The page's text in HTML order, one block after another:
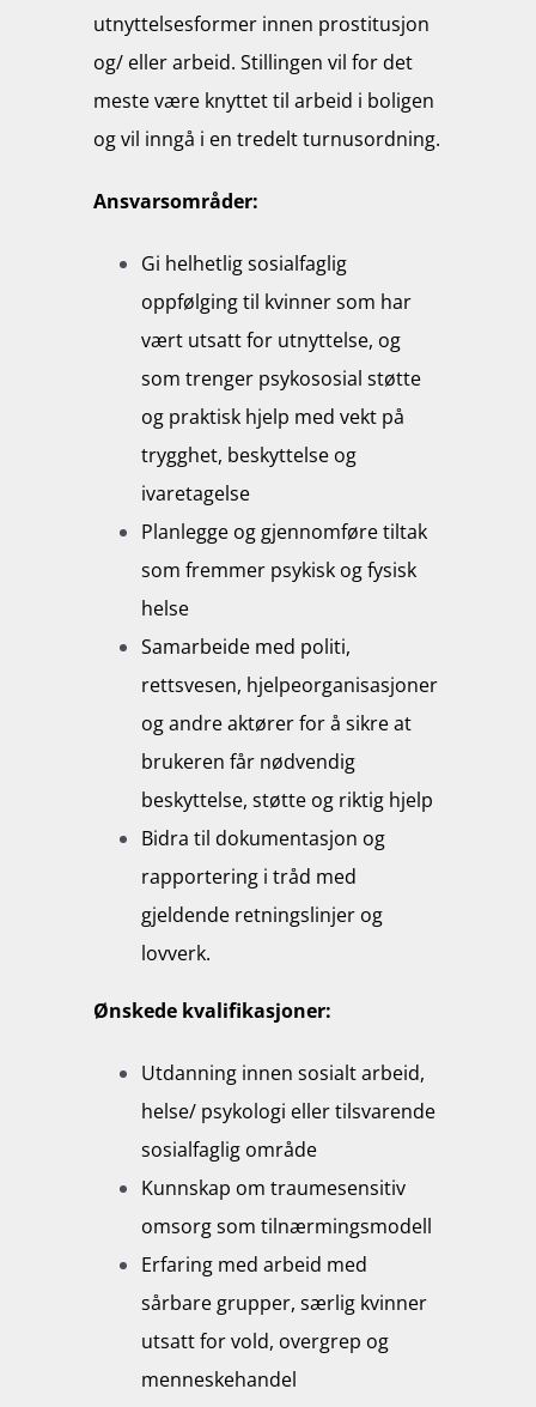
utnyttelsesformer innen prostitusjon
og/ eller arbeid. Stillingen vil for det
meste være knyttet til arbeid i boligen
og vil inngå i en tredelt turnusordning.
Ansvarsområder:
Gi helhetlig sosialfaglig
oppfølging til kvinner som har
vært utsatt for utnyttelse, og
som trenger psykososial støtte
og praktisk hjelp med vekt på
trygghet, beskyttelse og
ivaretagelse
Planlegge og gjennomføre tiltak
som fremmer psykisk og fysisk
helse
Samarbeide med politi,
rettsvesen, hjelpeorganisasjoner
og andre aktører for å sikre at
brukeren får nødvendig
beskyttelse, støtte og riktig hjelp
Bidra til dokumentasjon og
rapportering i tråd med
gjeldende retningslinjer og
lovverk.
Ønskede kvalifikasjoner:
Utdanning innen sosialt arbeid,
helse/ psykologi eller tilsvarende
sosialfaglig område
Kunnskap om traumesensitiv
omsorg som tilnærmingsmodell
Erfaring med arbeid med
sårbare grupper, særlig kvinner
utsatt for vold, overgrep og
menneskehandel